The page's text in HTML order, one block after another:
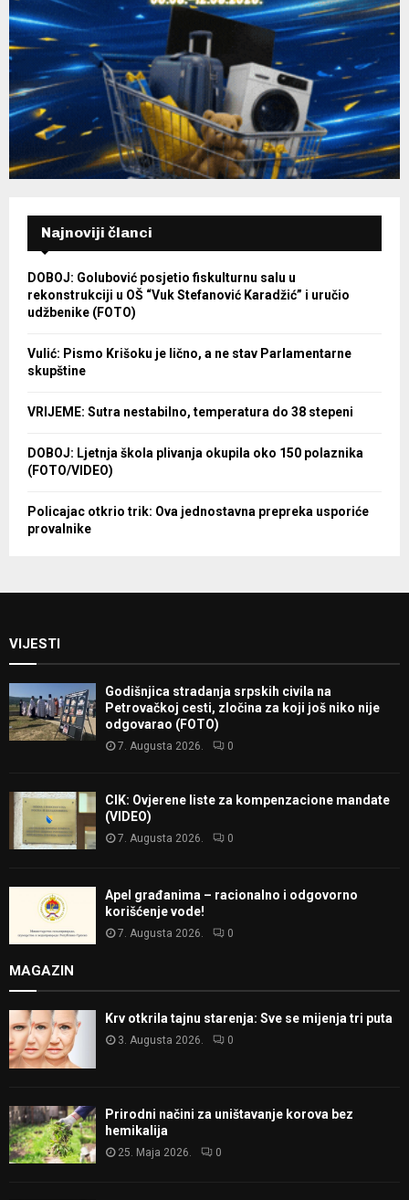
Najnoviji članci
DOBOJ: Golubović posjetio fiskulturnu salu u
rekonstrukciji u OŠ “Vuk Stefanović Karadžić” i uručio
udžbenike (FOTO)
Vulić: Pismo Krišoku je lično, a ne stav Parlamentarne
skupštine
VRIJEME: Sutra nestabilno, temperatura do 38 stepeni
DOBOJ: Ljetnja škola plivanja okupila oko 150 polaznika
(FOTO/VIDEO)
Policajac otkrio trik: Ova jednostavna prepreka usporiće
provalnike
VIJESTI
Godišnjica stradanja srpskih civila na
Petrovačkoj cesti, zločina za koji još niko nije
odgovarao (FOTO)
7. Augusta 2026. 0
CIK: Ovjerene liste za kompenzacione mandate
(VIDEO)
7. Augusta 2026. 0
Apel građanima – racionalno i odgovorno
korišćenje vode!
7. Augusta 2026. 0
MAGAZIN
Krv otkrila tajnu starenja: Sve se mijenja tri puta
3. Augusta 2026. 0
Prirodni načini za uništavanje korova bez
hemikalija
25. Maja 2026. 0